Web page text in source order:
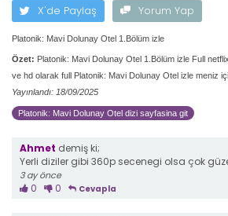
X'de Paylaş Yorum Yap
Platonik: Mavi Dolunay Otel 1.Bölüm izle
Özet: Platonik: Mavi Dolunay Otel 1.Bölüm izle Full
ve hd olarak full Platonik: Mavi Dolunay Otel izle meniz
Yayınlandı: 18/09/2025
Platonik: Mavi Dolunay Otel dizi sayfasina git
Ahmet demiş ki;
Yerli diziler gibi 360p secenegi olsa çok
3 ay önce
0 0 Cevapla